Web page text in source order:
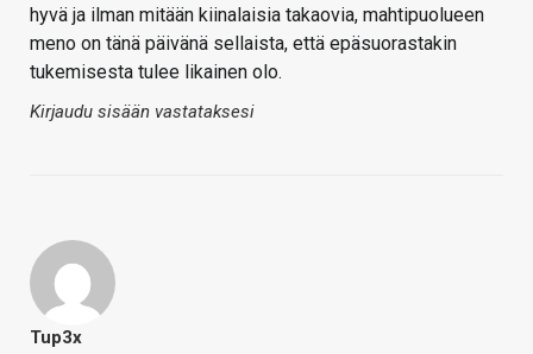
hyvä ja ilman mitään kiinalaisia takaovia, mahtipuolueen
meno on tänä päivänä sellaista, että epäsuorastakin
tukemisesta tulee likainen olo.
Kirjaudu sisään vastataksesi
Tup3x